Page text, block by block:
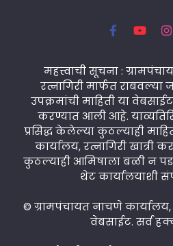
महत्त्वाची सूचना :
रत्नागिरी मार्फत राबवल्या
उपक्रमांची माहिती या
करण्यात आली आहे.
प्रसिद्ध केलेल्या कुठल्याही
कार्यालय, रत्नागिरी
कुठल्याही आमिषाला बळी न
थेट कार्यालयाशी
© ग्रामपंचायत नाचणे कार्यालय,
वेबसाईट. सर्व